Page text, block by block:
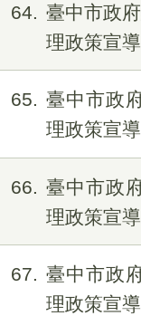
64
臺中市政
理政策宣
65
臺中市政
理政策宣
66
臺中市政
理政策宣
67
臺中市政
理政策宣